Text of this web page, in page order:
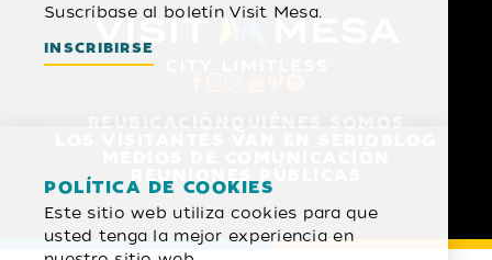
Suscríbase al boletín Visit Mesa.
INSCRIBIRSE
POLÍTICA DE COOKIES
Este sitio web utiliza cookies para que
usted tenga la mejor experiencia en